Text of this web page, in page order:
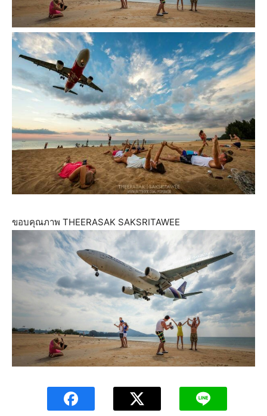
ขอบคุณภาพ THEERASAK SAKSRITAWEE